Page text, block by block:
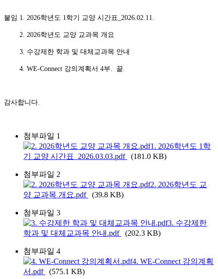
붙임 1. 2026학년도 1 학기 교양 시간표 _2026.02.11.
2. 2026학년도 교양 교과목 개요
3. 수강제한 학과 및 대체교과목 안내
4. WE-Connect 강의계획서 4부. 끝.
감사합니다
첨부파일 1
1. 2026학년도 1학
기 교양 시간표_2026.03.03.pdf
(181.0 KB)
첨부파일 2
2. 2026학년도 교
양 교과목 개요.pdf
(39.8 KB)
첨부파일 3
3. 수강제한
학과 및 대체교과목 안내.pdf
(202.3 KB)
첨부파일 4
4. WE-Connect 강의계획
서.pdf
(575.1 KB)